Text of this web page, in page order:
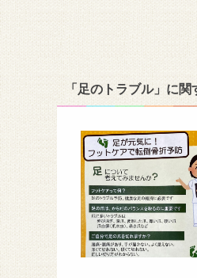
「足のトラブル」に